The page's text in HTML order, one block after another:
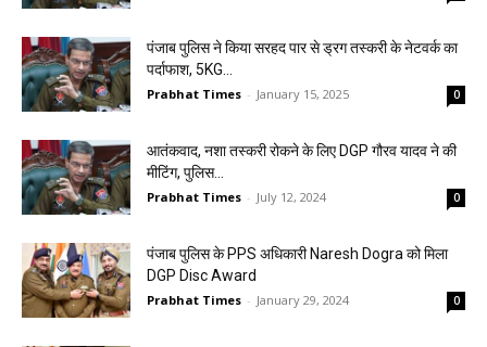
पंजाब पुलिस ने किया सरहद पार से ड्रग तस्करी के नेटवर्क का
पर्दाफाश, 5KG...
Prabhat Times - January 15, 2025 0
आतंकवाद, नशा तस्करी रोकने के लिए DGP गौरव यादव ने की
मीटिंग, पुलिस...
Prabhat Times - July 12, 2024 0
पंजाब पुलिस के PPS अधिकारी Naresh Dogra को मिला
DGP Disc Award
Prabhat Times - January 29, 2024 0